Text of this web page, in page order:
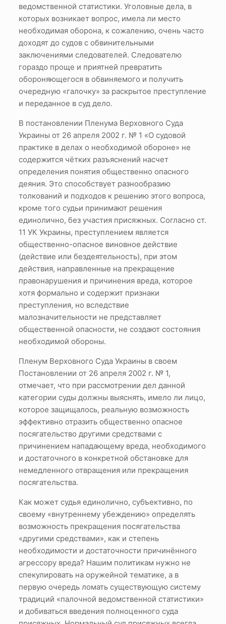
ведомственной статистики. Уголовные дела, в
которых возникает вопрос, имела ли место
необходимая оборона, к сожалению, очень часто
доходят до судов с обвинительными
заключениями следователей. Следователю
гораздо проще и приятней превратить
обороняющегося в обвиняемого и получить
очередную «галочку» за раскрытое преступление
и переданное в суд дело.
В постановлении Пленума Верховного Суда
Украины от 26 апреля 2002 г. № 1 «О судовой
практике в делах о необходимой обороне» не
содержится чётких разъяснений насчет
определения понятия общественно опасного
деяния. Это способствует разнообразию
толкований и подходов к решению этого вопроса,
кроме того судьи принимают решения
единолично, без участия присяжных. Согласно ст.
11 УК Украины, преступлением является
общественно-опасное виновное действие
(действие или бездеятельность), при этом
действия, направленные на прекращение
правонарушения и причинения вреда, которое
хотя формально и содержит признаки
преступления, но вследствие
малозначительности не представляет
общественной опасности, не создают состояния
необходимой обороны.
Пленум Верховного Суда Украины в своем
Постановлении от 26 апреля 2002 г. № 1,
отмечает, что при рассмотрении дел данной
категории суды должны выяснять, имело ли лицо,
которое защищалось, реальную возможность
эффективно отразить общественно опасное
посягательство другими средствами с
причинением нападающему вреда, необходимого
и достаточного в конкретной обстановке для
немедленного отвращения или прекращения
посягательства.
Как может судья единолично, субъективно, по
своему «внутреннему убеждению» определять
возможность прекращения посягательства
«другими средствами», как и степень
необходимости и достаточности причинённого
агрессору вреда? Нашим политикам нужно не
спекулировать на оружейной тематике, а в
первую очередь ломать существующую систему
традиций «палочной ведомственной статистики»
и добиваться введения полноценного суда